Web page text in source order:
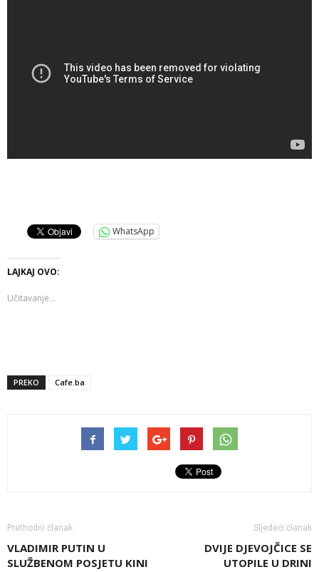
WhatsApp
LAJKAJ OVO:
Učitavanje...
PREKO Cafe.ba
Prethodni članak
VLADIMIR PUTIN U
SLUŽBENOM POSJETU KINI
Sljedeći članak
DVIJE DJEVOJČICE SE
UTOPILE U DRINI